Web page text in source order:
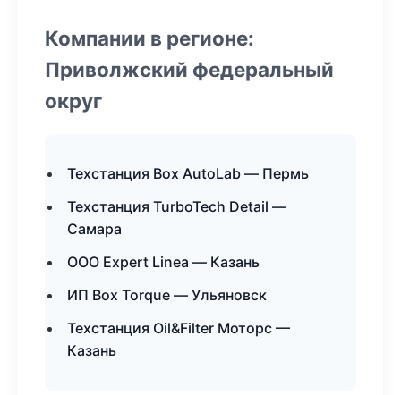
Компании в регионе:
Приволжский федеральный
округ
Техстанция Box AutoLab — Пермь
Техстанция TurboTech Detail —
Самара
ООО Expert Linea — Казань
ИП Box Torque — Ульяновск
Техстанция Oil&Filter Моторс —
Казань